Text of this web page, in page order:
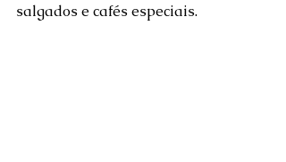
salgados e cafés especiais.